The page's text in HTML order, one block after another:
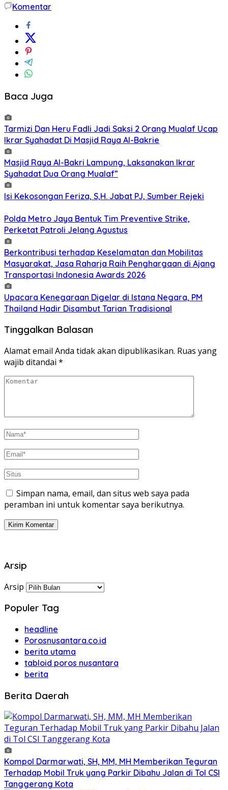
Komentar
Baca Juga
Tarmizi Dan Heru Fadli Jadi Saksi 2 Orang Mualaf Ucap
Ikrar Syahadat Di Masjid Raya Al-Bakrie
Masjid Raya Al-Bakri Lampung, Laksanakan Ikrar
Syahadat Dua Orang Mualaf”
Isi Kekosongan Feriza, S,H. Jabat PJ, Sumber Rejeki
Polda Metro Jaya Bentuk Tim Preventive Strike,
Perketat Patroli Jelang Agustus
Berkontribusi terhadap Keselamatan dan Mobilitas
Masyarakat, Jasa Raharja Raih Penghargaan di Ajang
Transportasi Indonesia Awards 2026
Upacara Kenegaraan Digelar di Istana Negara, PM
Thailand Hadir Disambut Tarian Tradisional
Tinggalkan Balasan
Alamat email Anda tidak akan dipublikasikan. Ruas yang
wajib ditandai *
Simpan nama, email, dan situs web saya pada
peramban ini untuk komentar saya berikutnya.
Arsip
Arsip
Populer Tag
headline
Porosnusantara.co.id
berita utama
tabloid poros nusantara
berita
Berita Daerah
Kompol Darmarwati, SH, MM, MH Memberikan Teguran
Terhadap Mobil Truk yang Parkir Dibahu Jalan di Tol CSI
Tanggerang Kota